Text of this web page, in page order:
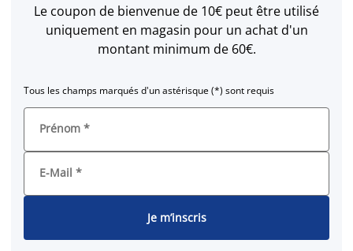
Le coupon de bienvenue de 10€ peut être utilisé
uniquement en magasin pour un achat d'un
montant minimum de 60€.
Tous les champs marqués d'un astérisque (*) sont requis
Prénom *
E-Mail *
Je m’inscris